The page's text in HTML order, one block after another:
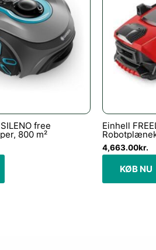
free
800 m²
Einhell
4,663.00kr.
KØB NU